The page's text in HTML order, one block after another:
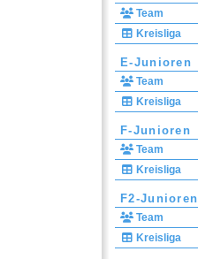
Team
Kreisliga
E-Junioren
Team
Kreisliga
F-Junioren
Team
Kreisliga
F2-Junioren
Team
Kreisliga